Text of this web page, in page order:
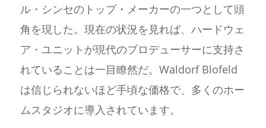
ル・シンセのトップ・メーカーの一つとして頭
角を現した。現在の状況を見れば、ハードウェ
ア・ユニットが現代のプロデューサーに支持さ
れていることは一目瞭然だ。Waldorf Blofeld
は信じられないほど手頃な価格で、多くのホー
ムスタジオに導入されています。